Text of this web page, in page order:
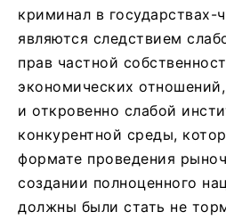
криминал в
являются следствием
прав частной
экономических
и откровенно слабой
конкурентной среды,
формате проведения
создании полноценного
должны были стать не